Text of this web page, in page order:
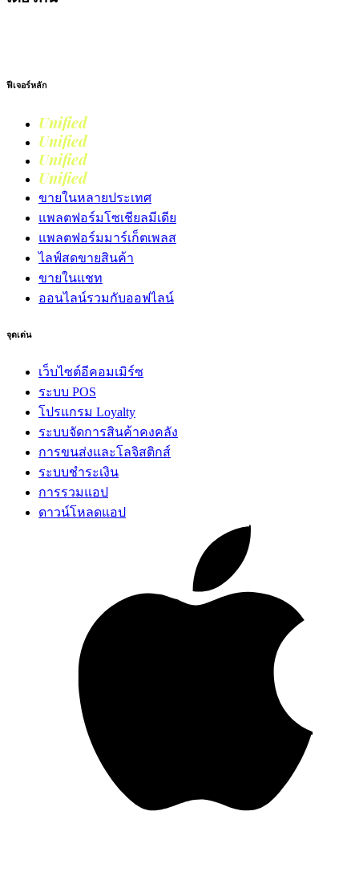
ฟีเจอร์หลัก
Unified
Unified
Unified
Unified
ขายในหลายประเทศ
แพลตฟอร์มโซเชียลมีเดีย
แพลตฟอร์มมาร์เก็ตเพลส
ไลฟ์สดขายสินค้า
ขายในแชท
ออนไลน์รวมกับออฟไลน์
จุดเด่น
เว็บไซต์อีคอมเมิร์ซ
ระบบ POS
โปรแกรม Loyalty
ระบบจัดการสินค้าคงคลัง
การขนส่งและโลจิสติกส์
ระบบชำระเงิน
การรวมแอป
ดาวน์โหลดแอป